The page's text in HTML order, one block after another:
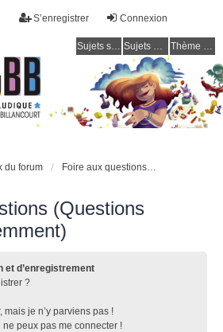
Connexion
S’enregistrer
Sujets sans réponse Sujets actifs Thème clair / foncé
du forum Foire aux questions (Questions posées fréquemment)
(Questions
et d’enregistrement
?
mais je n’y parviens pas !
peux pas me connecter !